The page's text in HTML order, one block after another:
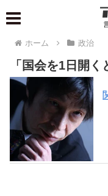
ホーム 政治
「国会を1日開